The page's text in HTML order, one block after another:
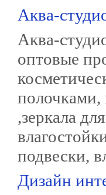
Аква-
Аква-
оптовые
полочками,
,зеркала
подвески,
Дизайн